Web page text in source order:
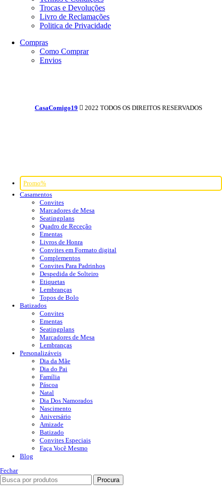
Trocas e Devoluções
Livro de Reclamações
Politica de Privacidade
Compras
Como Comprar
Envios
CasaComigo19 2022 TODOS OS DIREITOS RESERVADOS
Promo%
Casamentos
Convites
Marcadores de Mesa
Seatingplans
Quadro de Receção
Ementas
Livros de Honra
Convites em Formato digital
Complementos
Convites Para Padrinhos
Despedida de Solteiro
Etiquetas
Lembranças
Topos de Bolo
Batizados
Convites
Ementas
Seatingplans
Marcadores de Mesa
Lembranças
Personalizáveis
Dia da Mãe
Dia do Pai
Família
Páscoa
Natal
Dia Dos Namorados
Nascimento
Aniversário
Amizade
Batizado
Convites Especiais
Faça Você Mesmo
Blog
Fechar
Procura